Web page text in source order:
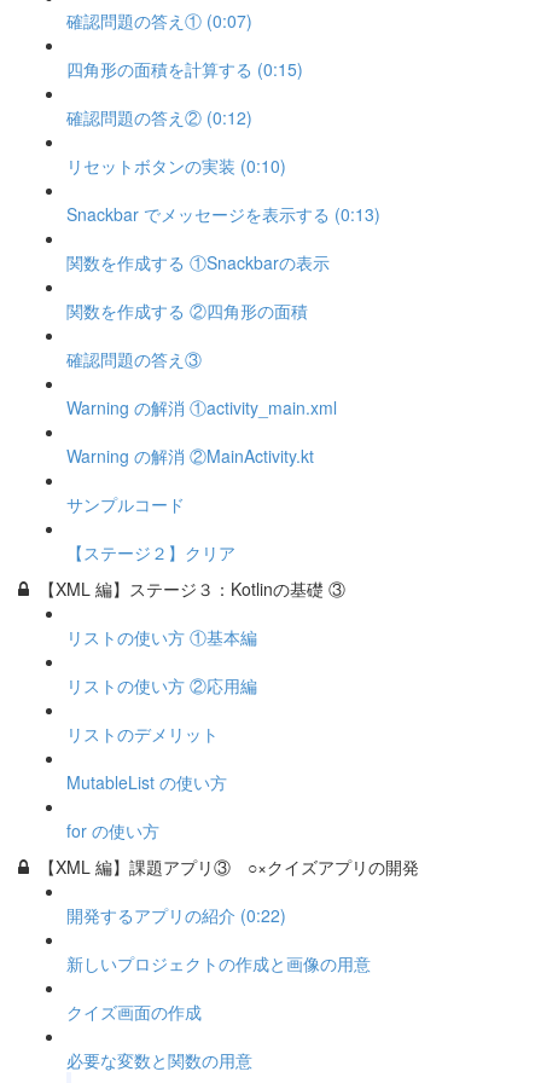
確認問題の答え① (0:07)
四角形の面積を計算する (0:15)
確認問題の答え② (0:12)
リセットボタンの実装 (0:10)
Snackbar でメッセージを表示する (0:13)
関数を作成する ①Snackbarの表示
関数を作成する ②四角形の面積
確認問題の答え③
Warning の解消 ①activity_main.xml
Warning の解消 ②MainActivity.kt
サンプルコード
【ステージ２】クリア
【XML 編】ステージ３：Kotlinの基礎 ③
リストの使い方 ①基本編
リストの使い方 ②応用編
リストのデメリット
MutableList の使い方
for の使い方
【XML 編】課題アプリ③ ○×クイズアプリの開発
開発するアプリの紹介 (0:22)
新しいプロジェクトの作成と画像の用意
クイズ画面の作成
必要な変数と関数の用意